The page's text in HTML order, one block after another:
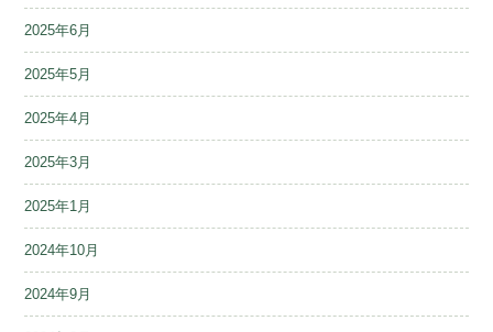
2025年6月
2025年5月
2025年4月
2025年3月
2025年1月
2024年10月
2024年9月